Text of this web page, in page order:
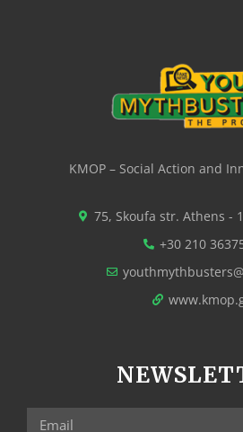
KMOP – Social Action and
75, Skoufa str. Athens -
+30 210